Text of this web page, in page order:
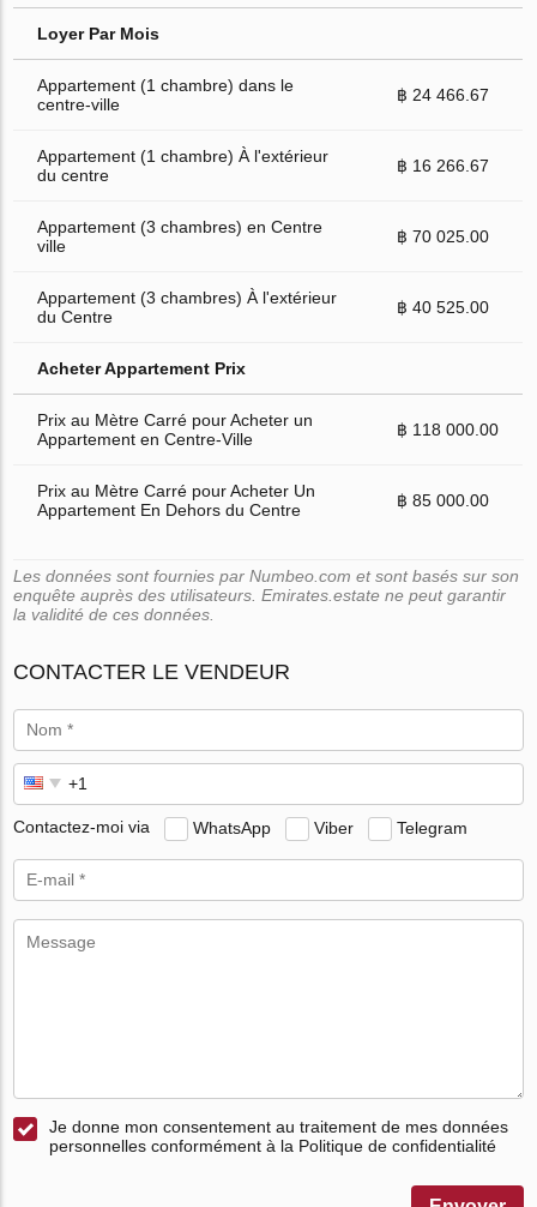
Loyer Par Mois
Appartement (1 chambre) dans le
centre-ville
฿ 24 466.67
Appartement (1 chambre) À l'extérieur
du centre
฿ 16 266.67
Appartement (3 chambres) en Centre
ville
฿ 70 025.00
Appartement (3 chambres) À l'extérieur
du Centre
฿ 40 525.00
Acheter Appartement Prix
Prix au Mètre Carré pour Acheter un
Appartement en Centre-Ville
฿ 118 000.00
Prix au Mètre Carré pour Acheter Un
Appartement En Dehors du Centre
฿ 85 000.00
Les données sont fournies par Numbeo.com et sont basés sur son
enquête auprès des utilisateurs. Emirates.estate ne peut garantir
la validité de ces données.
CONTACTER LE VENDEUR
Contactez-moi via WhatsApp Viber Telegram
Je donne mon consentement au traitement de mes données
personnelles conformément à la Politique de confidentialité